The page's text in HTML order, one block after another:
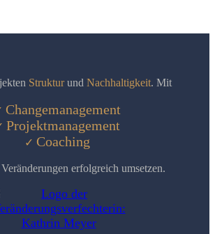
Strukturund Nachhaltigkeit. Mit
Changemanagement
Projektmanagement
✓ Coaching
erfolgreich umsetzen.